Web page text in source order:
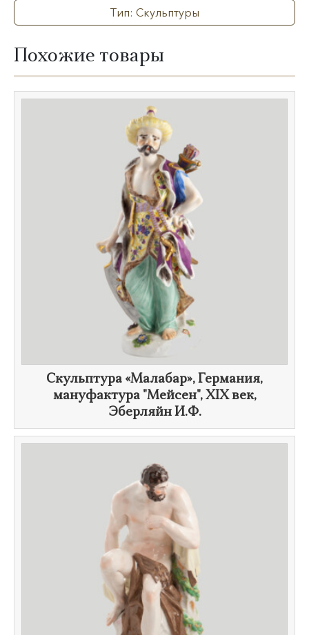
Тип: Скульптуры
Похожие товары
Скульптура «Малабар», Германия,
мануфактура "Мейсен", XIX век,
Эберляйн И.Ф.